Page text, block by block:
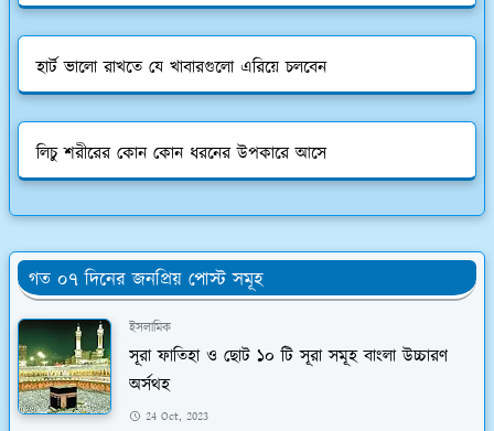
হার্ট ভালো রাখতে যে খাবারগুলো এরিয়ে চলবেন
লিচু শরীরের কোন কোন ধরনের উপকারে আসে
গত ০৭ দিনের জনপ্রিয় পোস্ট সমূহ
ইসলামিক
সূরা ফাতিহা ও ছোট ১০ টি সূরা সমূহ বাংলা উচ্চারণ
অর্সথহ
24 Oct, 2023